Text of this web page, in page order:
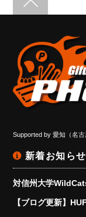
Supported by愛知（名
新着お知らせ
対信州大学
【ブログ更新】